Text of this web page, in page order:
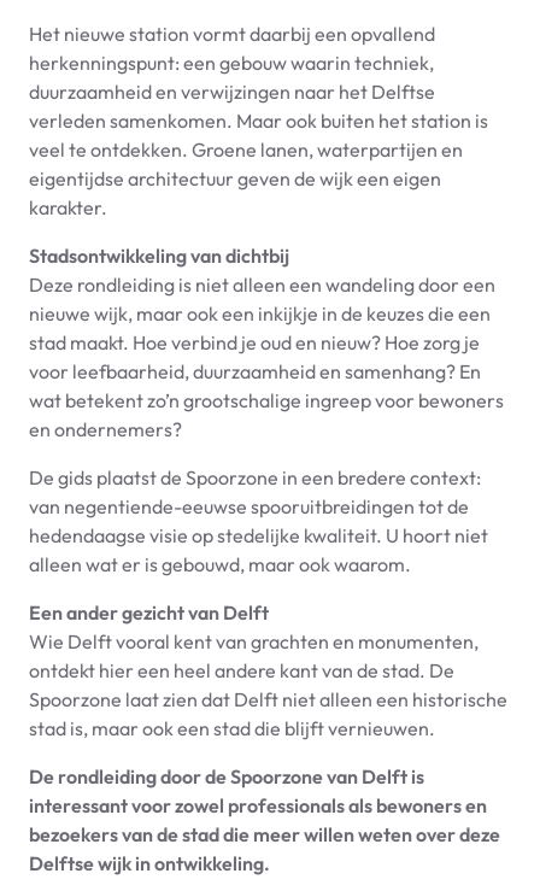
Het nieuwe station vormt daarbij een opvallend
herkenningspunt: een gebouw waarin techniek,
duurzaamheid en verwijzingen naar het Delftse
verleden samenkomen. Maar ook buiten het station is
veel te ontdekken. Groene lanen, waterpartijen en
eigentijdse architectuur geven de wijk een eigen
karakter.
Stadsontwikkeling van dichtbij
Deze rondleiding is niet alleen een wandeling door een
nieuwe wijk, maar ook een inkijkje in de keuzes die een
stad maakt. Hoe verbind je oud en nieuw? Hoe zorg je
voor leefbaarheid, duurzaamheid en samenhang? En
wat betekent zo’n grootschalige ingreep voor bewoners
en ondernemers?
De gids plaatst de Spoorzone in een bredere context:
van negentiende-eeuwse spooruitbreidingen tot de
hedendaagse visie op stedelijke kwaliteit. U hoort niet
alleen wat er is gebouwd, maar ook waarom.
Een ander gezicht van Delft
Wie Delft vooral kent van grachten en monumenten,
ontdekt hier een heel andere kant van de stad. De
Spoorzone laat zien dat Delft niet alleen een historische
stad is, maar ook een stad die blijft vernieuwen.
De rondleiding door de Spoorzone van Delft is
interessant voor zowel professionals als bewoners en
bezoekers van de stad die meer willen weten over deze
Delftse wijk in ontwikkeling.